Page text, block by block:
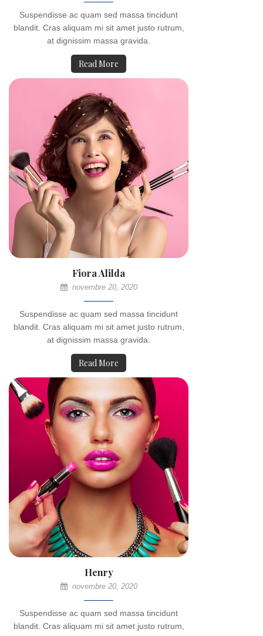
Suspendisse ac quam sed massa tincidunt
blandit. Cras aliquam mi sit amet justo rutrum,
at dignissim massa gravida.
Read More
Fiora Alilda
novembre 20, 2020
Suspendisse ac quam sed massa tincidunt
blandit. Cras aliquam mi sit amet justo rutrum,
at dignissim massa gravida.
Read More
Henry
novembre 20, 2020
Suspendisse ac quam sed massa tincidunt
blandit. Cras aliquam mi sit amet justo rutrum,